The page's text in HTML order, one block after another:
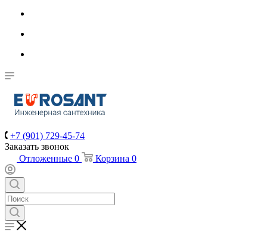
+7 (901) 729-45-74
Заказать звонок
Отложенные 0 Корзина 0